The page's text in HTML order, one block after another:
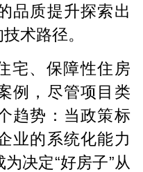
品质提升探索出
术路径。
宅、保障性住房
例，尽管项目类
趋势：当政策标
业的系统化能力
决定“好房子”从